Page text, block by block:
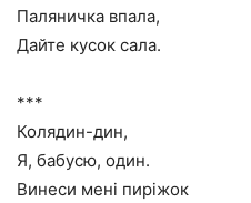
Паляничка впала,
Дайте кусок сала.
***
Колядин-дин,
Я, бабусю, один.
Винеси мені пиріжок